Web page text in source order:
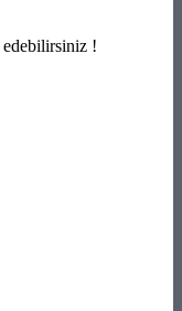
edebilirsiniz !